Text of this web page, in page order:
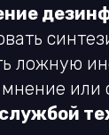
ложную
или